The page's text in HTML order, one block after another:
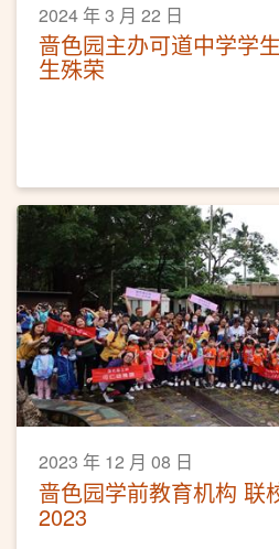
2024 年 3 月 22 日
啬色园主办可道中学学
生殊荣
2023 年 12 月 08 日
啬色园学前教育机构 联
2023